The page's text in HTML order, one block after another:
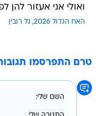
ואולי אני אעזור להן
האח הגדול 2026 גל רובין
טרם התפרסמו